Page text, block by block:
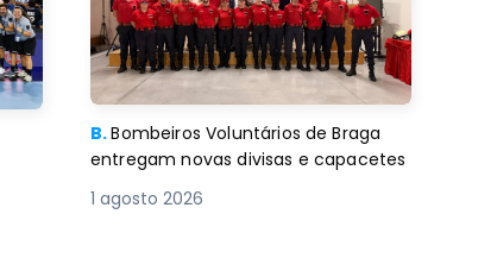
B.Bombeiros Voluntários de Braga
entregam novas divisas e capacetes
1 agosto 2026